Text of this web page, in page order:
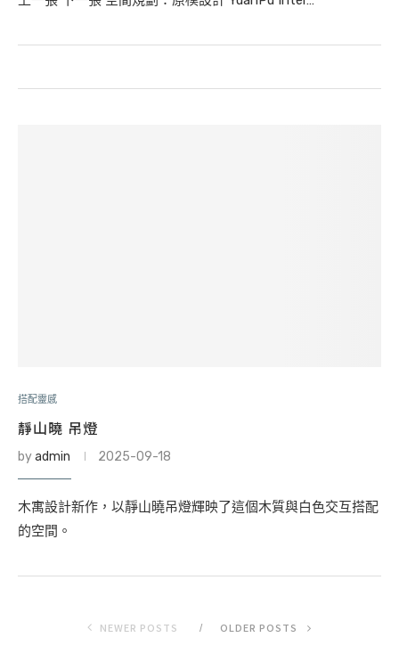
搭配靈感
靜山曉 吊燈
byadmin 2025-09-18
木寓設計新作，以靜山曉吊燈輝映了這個木質與白色交互搭配
的空間。
NEWER POSTS OLDER POSTS